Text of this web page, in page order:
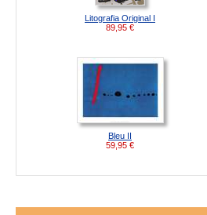
Litografia Original I
89,95 €
Bleu II
59,95 €